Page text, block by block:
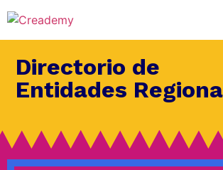
Directorio de
Entidades